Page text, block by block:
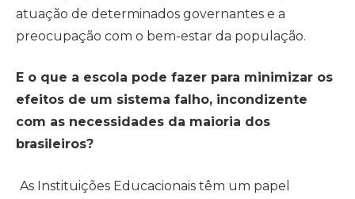
atuação de determinados governantes e a
preocupação com o bem-estar da população.
E o que a escola pode fazer para minimizar os
efeitos de um sistema falho, incondizente
com as necessidades da maioria dos
brasileiros?
As Instituições Educacionais têm um papel